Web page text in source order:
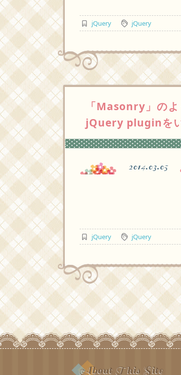
jQuery jQuery
「Masonry」の
jQuery pluginを
2014.03.05
jQuery jQuery
About This Site